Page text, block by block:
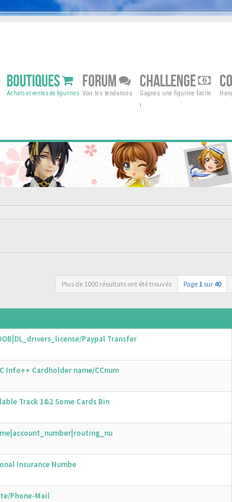
BOUTIQUES
Achats et ventes de figurines
FORUM
Voir les tendances
CHALLENGE
Gagnes une figurine facile
!
Plus de 1000 résultats ont été trouvés Page 1 sur 40
Paypal Transfer
Info++ Cardholder name/CCnum
Track 1&2 Some Cards Bin
Insurance Numbe
Phone-Mail